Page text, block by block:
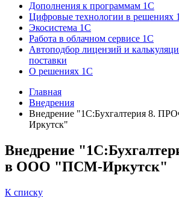
Дополнения к программам 1С
Цифровые технологии в решениях
Экосистема 1С
Работа в облачном сервисе 1С
Автоподбор лицензий и
поставки
О решениях 1С
Главная
Внедрения
Внедрение "1С:Бухгалтерия 8.
Иркутск"
Внедрение
в ООО "ПСМ-Иркутск"
К списку